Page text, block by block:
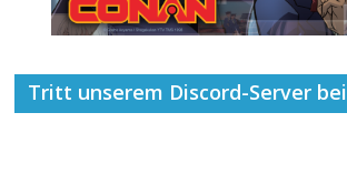
Tritt unserem Discord-Server bei